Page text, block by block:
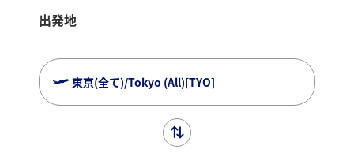
出発地
東京(全て)/Tokyo (All)[TYO]